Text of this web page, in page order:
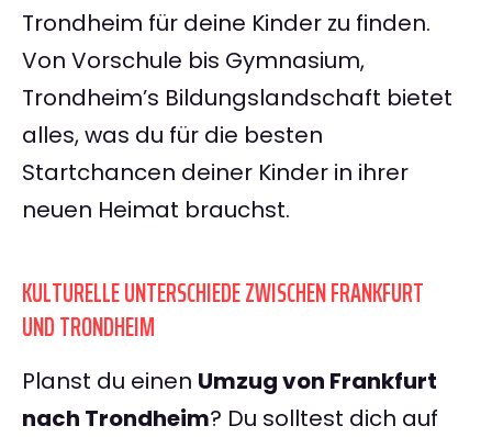
Trondheim für deine Kinder zu finden.
Von Vorschule bis Gymnasium,
Trondheim’s Bildungslandschaft bietet
alles, was du für die besten
Startchancen deiner Kinder in ihrer
neuen Heimat brauchst.
KULTURELLE UNTERSCHIEDE ZWISCHEN FRANKFURT
UND TRONDHEIM
Planst du einen Umzug von Frankfurt
nach Trondheim? Du solltest dich auf